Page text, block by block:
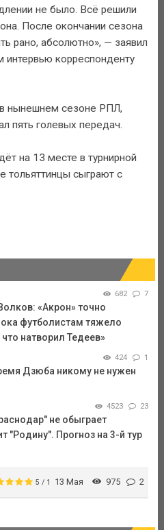
не было. Всё решили
После окончании сезона
рано, абсолютно», — заявил
корреспонденту
нынешнем сезоне РПЛ,
пять голевых передач.
на 13 месте в турнирной
тольяттинцы сыграют с
682 7
«Акрон» точно
футболистам тяжело
натворил Тедеев»
424 1
Дзюба никому не нужен
4523 23
не обыграет
"Родину". Прогноз на 3-й тур
5 / 1 13 Мая 975 2